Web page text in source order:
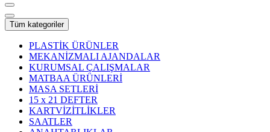
Tüm kategoriler
PLASTİK ÜRÜNLER
MEKANİZMALI AJANDALAR
KURUMSAL ÇALIŞMALAR
MATBAA ÜRÜNLERİ
MASA SETLERİ
15 x 21 DEFTER
KARTVİZİTLİKLER
SAATLER